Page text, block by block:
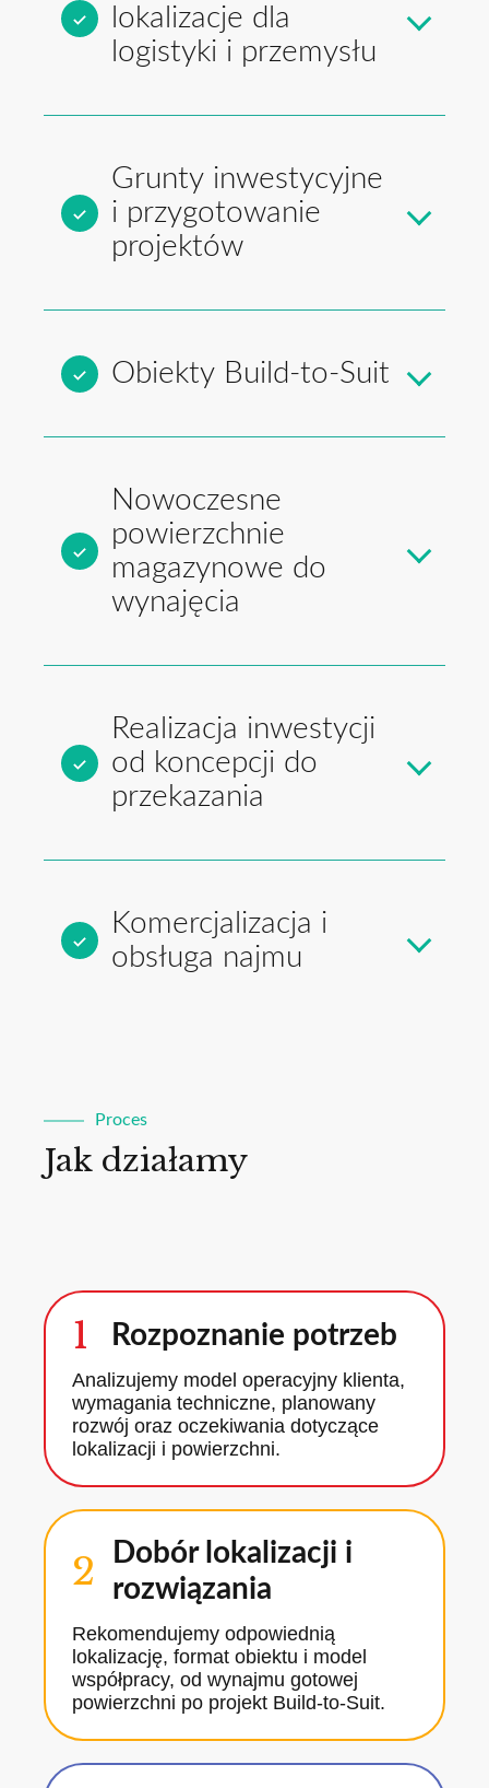
lokalizacje dla
logistyki i przemysłu
Grunty inwestycyjne
i przygotowanie
projektów
Obiekty Build-to-Suit
Nowoczesne
powierzchnie
magazynowe do
wynajęcia
Realizacja inwestycji
od koncepcji do
przekazania
Komercjalizacja i
obsługa najmu
Proces
Jak działamy
1 Rozpoznanie potrzeb
Analizujemy model operacyjny klienta,
wymagania techniczne, planowany
rozwój oraz oczekiwania dotyczące
lokalizacji i powierzchni.
2
Dobór lokalizacji i
rozwiązania
Rekomendujemy odpowiednią
lokalizację, format obiektu i model
współpracy, od wynajmu gotowej
powierzchni po projekt Build-to-Suit.